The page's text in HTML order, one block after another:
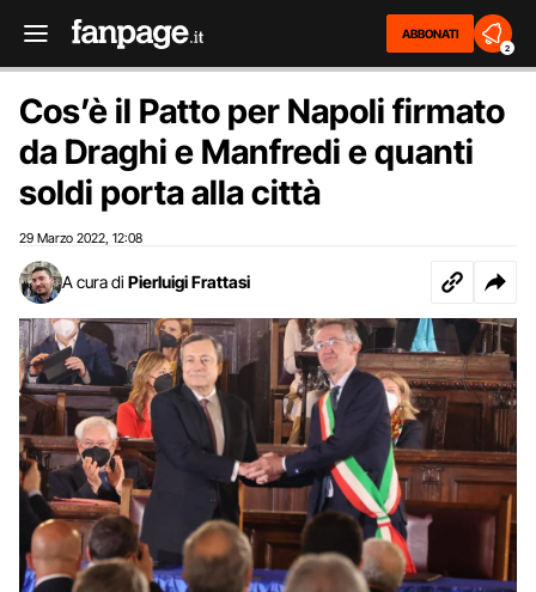
ABBONATI
2
Cos’è il Patto per Napoli firmato
da Draghi e Manfredi e quanti
soldi porta alla città
29 Marzo 2022 12:08
A cura di Pierluigi Frattasi